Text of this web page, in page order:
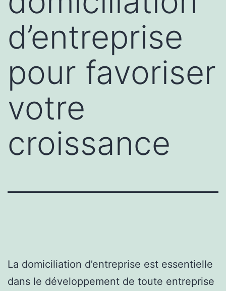
d’entreprise
pour favoriser
votre
croissance
La domiciliation d’entreprise est essentielle
dans le développement de toute entreprise